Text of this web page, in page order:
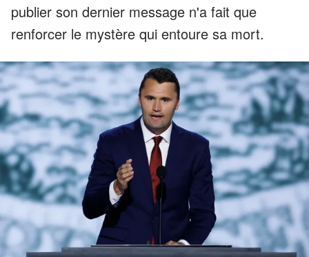
publier son dernier message n'a fait que
renforcer le mystère qui entoure sa mort.